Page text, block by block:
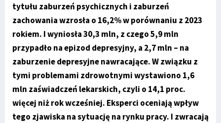
tytułu zaburzeń psychicznych i zaburzeń
zachowania wzrosła o 16,2% w porównaniu z 2023
rokiem. I wyniosła 30,3 mln, z czego 5,9 mln
przypadło na epizod depresyjny, a 2,7 mln – na
zaburzenie depresyjne nawracające. W związku z
tymi problemami zdrowotnymi wystawiono 1,6
mln zaświadczeń lekarskich, czyli o 14,1 proc.
więcej niż rok wcześniej. Eksperci oceniają wpływ
tego zjawiska na sytuację na rynku pracy. I zwracają